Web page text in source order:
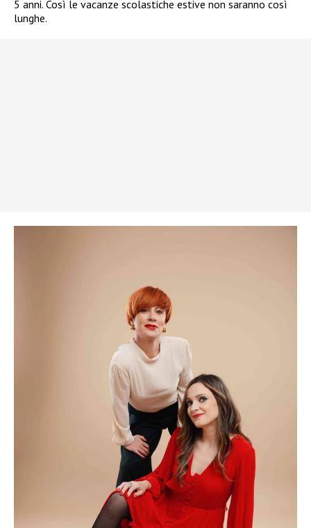
5 anni. Così le vacanze scolastiche estive non saranno così
lunghe.